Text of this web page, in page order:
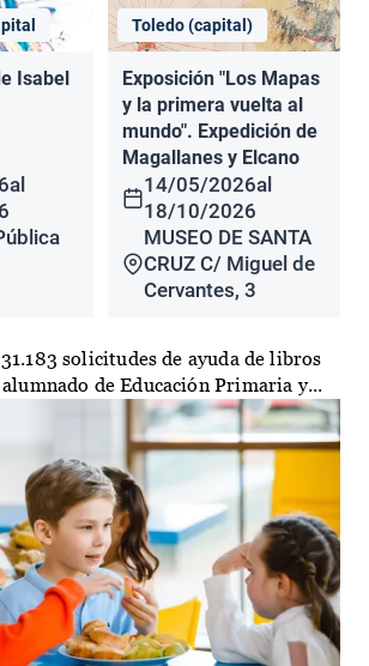
Isabel
al
Toledo (capital)
Exposición "Los Mapas
y la primera vuelta al
mundo". Expedición de
Magallanes y Elcano
14/05/2026al
18/10/2026
MUSEO DE SANTA
CRUZ C/ Miguel de
Cervantes, 3
solicitudes de ayuda de libros
de Educación Primaria y...